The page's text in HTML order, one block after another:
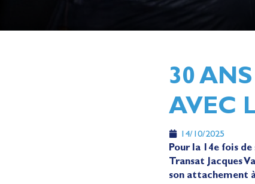
30
AVEC
14/10/2025
Pour la 14e fois
Transat Jacques
son attachement